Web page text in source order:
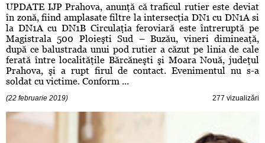
UPDATE IJP Prahova, anunţă că traficul rutier este deviat
în zonă, fiind amplasate filtre la intersecţia DN1 cu DN1A si
la DN1A cu DN1B Circulaţia feroviară este întreruptă pe
Magistrala 500 Ploieşti Sud – Buzău, vineri dimineaţă,
după ce balustrada unui pod rutier a căzut pe linia de cale
ferată între localităţile Bărcăneşti şi Moara Nouă, judeţul
Prahova, şi a rupt firul de contact. Evenimentul nu s-a
soldat cu victime. Conform ...
(22 februarie 2019) 277 vizualizări